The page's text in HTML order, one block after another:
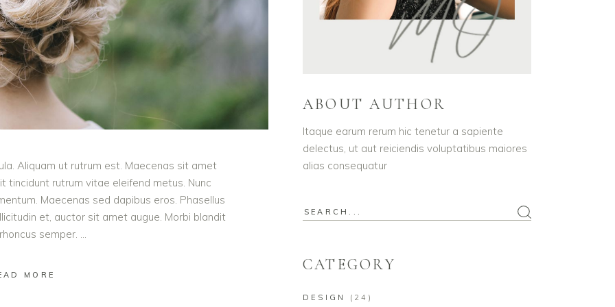
Aliquam ut rutrum est. Maecenas sit amet
tincidunt rutrum vitae eleifend metus. Nunc
Maecenas sed dapibus eros. Phasellus
et, auctor sit amet augue. Morbi blandit
semper.
MORE
ABOUT AUTHOR
Itaque earum rerum hic tenetur a sapiente
delectus, ut aut reiciendis voluptatibus maiores
alias consequatur
CATEGORY
DESIGN (24)